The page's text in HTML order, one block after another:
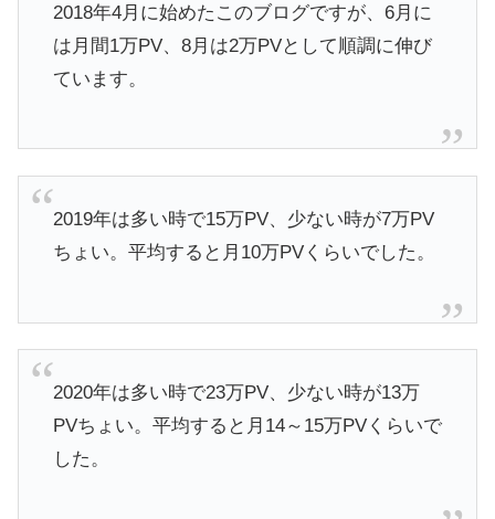
2018年4月に始めたこのブログですが、6月に
は月間1万PV、8月は2万PVとして順調に伸び
ています。
2019年は多い時で15万PV、少ない時が7万PV
ちょい。平均すると月10万PVくらいでした。
2020年は多い時で23万PV、少ない時が13万
PVちょい。平均すると月14～15万PVくらいで
した。